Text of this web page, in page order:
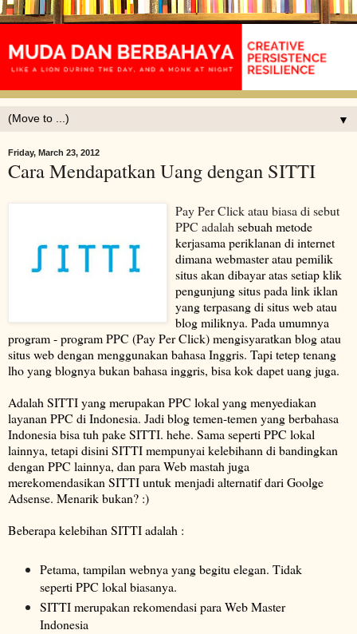
▼
Friday, March 23, 2012
Cara Mendapatkan Uang dengan SITTI
Pay Per Click atau biasa di sebut
PPC adalah sebuah metode
kerjasama periklanan di internet
dimana webmasteratau pemilik
situs akan dibayar atas setiap klik
pengunjung situs pada linkiklan
yang terpasang di situs webatau
blogmiliknya. Pada umumnya
program - program PPC (Pay Per Click) mengisyaratkan blog atau
situs web dengan menggunakan bahasa Inggris. Tapi tetep tenang
lho yang blognya bukan bahasa inggris, bisa kok dapet uang juga.
Adalah SITTI yang merupakan PPC lokal yang menyediakan
layanan PPC di Indonesia. Jadi blog temen-temen yang berbahasa
Indonesia bisa tuh pake SITTI. hehe. Sama seperti PPC lokal
lainnya, tetapi disini SITTI mempunyai kelebihann di bandingkan
dengan PPC lainnya, dan para Web mastah juga
merekomendasikan SITTI untuk menjadi alternatif dari Goolge
Adsense. Menarik bukan? :)
Beberapa kelebihan SITTI adalah :
Petama, tampilan webnya yang begitu elegan. Tidak
seperti PPC lokal biasanya.
SITTI merupakan rekomendasi para Web Master
Indonesia